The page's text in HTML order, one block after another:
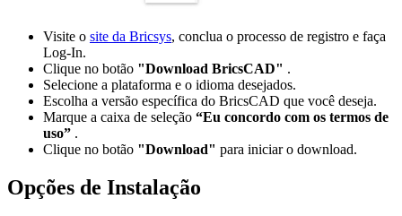
Visite o site da Bricsys, conclua o processo de registro e faça
Log-In.
Clique no botão "Download BricsCAD" .
Selecione a plataforma e o idioma desejados.
Escolha a versão específica do BricsCAD que você deseja.
Marque a caixa de seleção “Eu concordo com os termos de
uso” .
Clique no botão "Download" para iniciar o download.
Opções de Instalação